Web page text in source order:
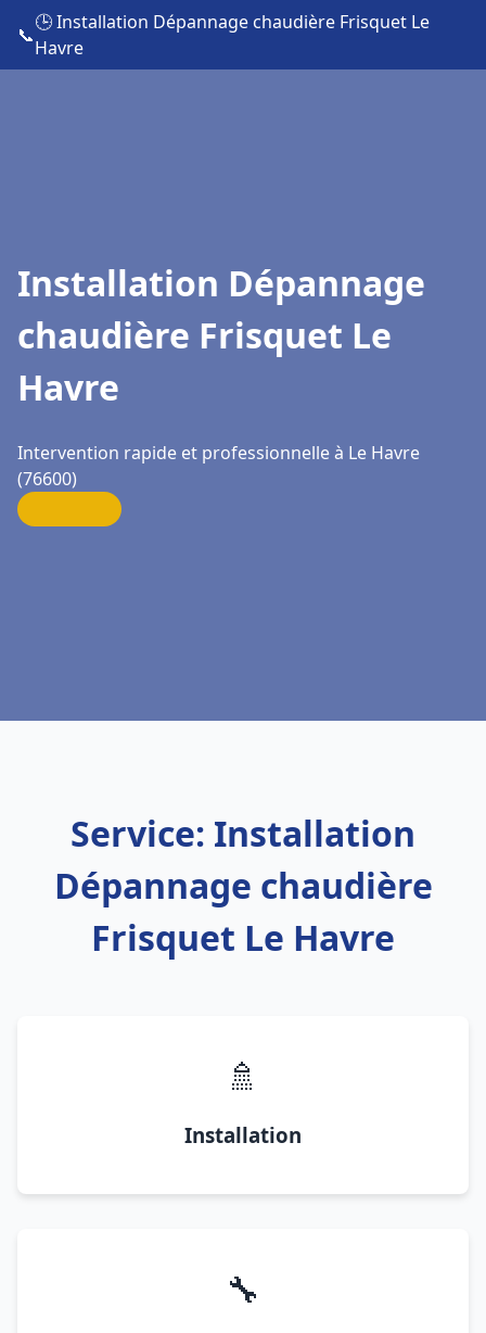
📞
🕒 Installation Dépannage chaudière Frisquet Le
Havre
Installation Dépannage
chaudière Frisquet Le
Havre
Intervention rapide et professionnelle à Le Havre
(76600)
Service: Installation
Dépannage chaudière
Frisquet Le Havre
🚿
Installation
🔧